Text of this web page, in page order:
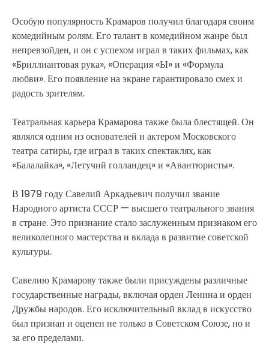
Особую популярность Крамаров получил благодаря своим
комедийным ролям. Его талант в комедийном жанре был
непревзойден, и он с успехом играл в таких фильмах, как
«Бриллиантовая рука», «Операция «Ы» и «Формула
любви». Его появление на экране гарантировало смех и
радость зрителям.
Театральная карьера Крамарова также была блестящей. Он
являлся одним из основателей и актером Московского
театра сатиры, где играл в таких спектаклях, как
«Балалайка», «Летучий голландец» и «Авантюристы».
В 1979 году Савелий Аркадьевич получил звание
Народного артиста СССР — высшего театрального звания
в стране. Это признание стало заслуженным признаком его
великолепного мастерства и вклада в развитие советской
культуры.
Савелию Крамарову также были присуждены различные
государственные награды, включая орден Ленина и орден
Дружбы народов. Его исключительный вклад в искусство
был признан и оценен не только в Советском Союзе, но и
за его пределами.